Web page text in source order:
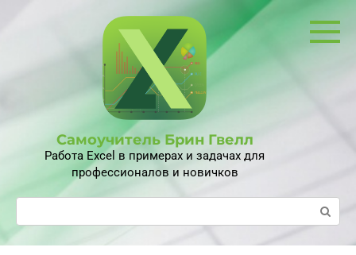
Самоучитель Брин Гвелл
Работа Excel в примерах и задачах для
профессионалов и новичков
Поиск: